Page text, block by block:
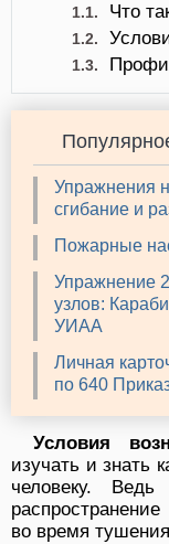
1.1. Что
1.2.
1.3.
Упражнения
сгибание и
Пожарные
Упражнение
узлов:
УИАА
Личная
по 640
Условия
изучать и знать
человеку.
во время